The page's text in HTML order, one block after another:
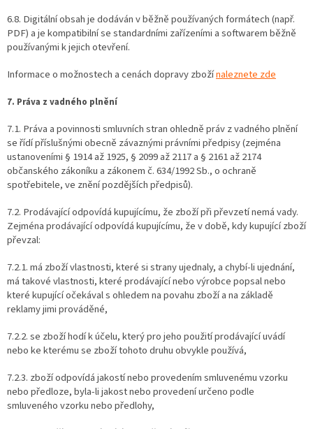
6.8. Digitální obsah je dodáván v běžně používaných formátech (např.
PDF) a je kompatibilní se standardními zařízeními a softwarem běžně
používanými k jejich otevření.
Informace o možnostech a cenách dopravy zbožínaleznete zde
7. Práva z vadného plnění
7.1. Práva a povinnosti smluvních stran ohledně práv z vadného plnění
se řídí příslušnými obecně závaznými právními předpisy (zejména
ustanoveními § 1914 až 1925, § 2099 až 2117 a § 2161 až 2174
občanského zákoníku a zákonem č. 634/1992 Sb., o ochraně
spotřebitele, ve znění pozdějších předpisů).
7.2. Prodávající odpovídá kupujícímu, že zboží při převzetí nemá vady.
Zejména prodávající odpovídá kupujícímu, že v době, kdy kupující zboží
převzal:
7.2.1. má zboží vlastnosti, které si strany ujednaly, a chybí-li ujednání,
má takové vlastnosti, které prodávající nebo výrobce popsal nebo
které kupující očekával s ohledem na povahu zboží a na základě
reklamy jimi prováděné,
7.2.2. se zboží hodí k účelu, který pro jeho použití prodávající uvádí
nebo ke kterému se zboží tohoto druhu obvykle používá,
7.2.3. zboží odpovídá jakostí nebo provedením smluvenému vzorku
nebo předloze, byla-li jakost nebo provedení určeno podle
smluveného vzorku nebo předlohy,